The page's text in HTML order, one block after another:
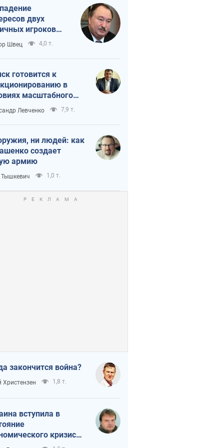
двух
игроков
тайный план
и Путина?
Швец 4,0 т.
готовится к
в
масштабного
кризиса
Левченко 7,9 т.
ни людей: как
создает
армию
Тышкевич 1,0 т.
закончится война?
Христензен 1,8 т.
вступила в
кризиса.
ли свет в конце